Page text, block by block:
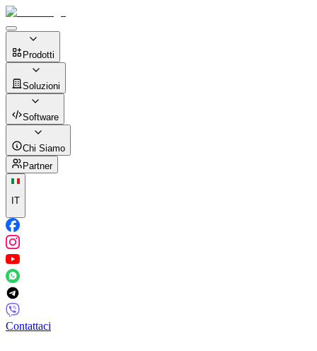
Prodotti
Soluzioni
Software
Chi Siamo
Partner
IT
Contattaci